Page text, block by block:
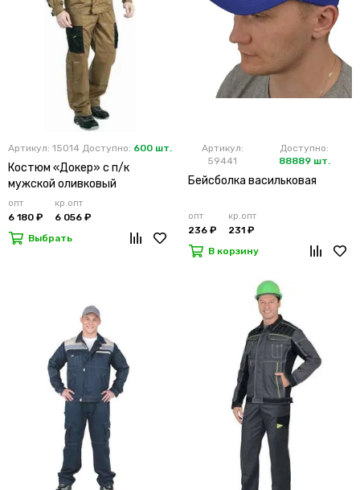
Артикул: 15014 Доступно: 600 шт.
Костюм «Докер» с п/к
мужской оливковый
опт
6 180 ₽
кр.опт
6 056 ₽
Выбрать
Артикул:
59441
Доступно:
88889 шт.
Бейсболка васильковая
опт
236 ₽
кр.опт
231 ₽
В корзину